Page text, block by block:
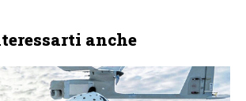
anche